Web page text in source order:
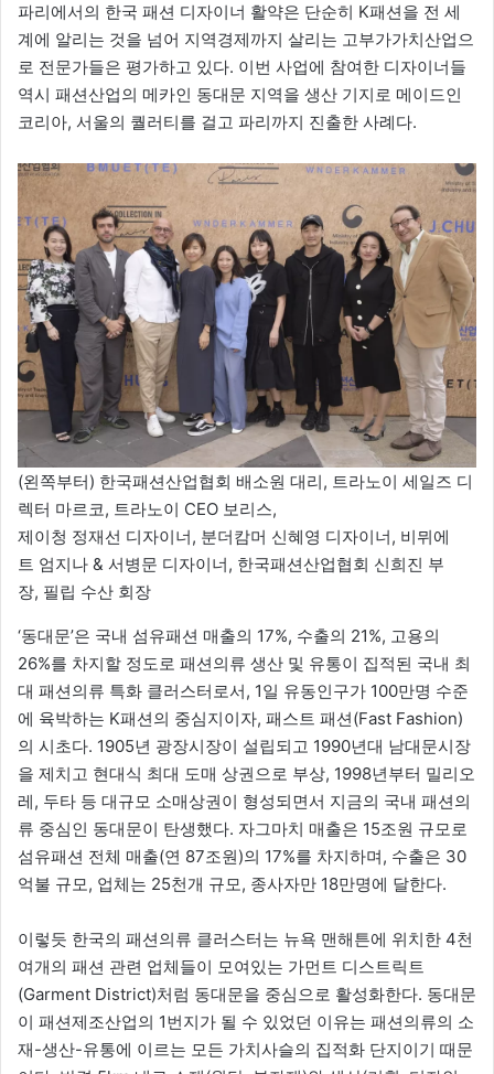
파리에서의 한국 패션 디자이너 활약은 단순히 K패션을 전 세
계에 알리는 것을 넘어 지역경제까지 살리는 고부가가치산업으
로 전문가들은 평가하고 있다. 이번 사업에 참여한 디자이너들
역시 패션산업의 메카인 동대문 지역을 생산 기지로 메이드인
코리아, 서울의 퀄러티를 걸고 파리까지 진출한 사례다.
(왼쪽부터) 한국패션산업협회 배소원 대리, 트라노이 세일즈 디
렉터 마르코, 트라노이 CEO 보리스,
제이청 정재선 디자이너, 분더캄머 신혜영 디자이너, 비뮈에
트 엄지나 & 서병문 디자이너, 한국패션산업협회 신희진 부
장, 필립 수산 회장
‘동대문’은 국내 섬유패션 매출의 17%, 수출의 21%, 고용의
26%를 차지할 정도로 패션의류 생산 및 유통이 집적된 국내 최
대 패션의류 특화 클러스터로서, 1일 유동인구가 100만명 수준
에 육박하는 K패션의 중심지이자, 패스트 패션(Fast Fashion)
의 시초다. 1905년 광장시장이 설립되고 1990년대 남대문시장
을 제치고 현대식 최대 도매 상권으로 부상, 1998년부터 밀리오
레, 두타 등 대규모 소매상권이 형성되면서 지금의 국내 패션의
류 중심인 동대문이 탄생했다. 자그마치 매출은 15조원 규모로
섬유패션 전체 매출(연 87조원)의 17%를 차지하며, 수출은 30
억불 규모, 업체는 25천개 규모, 종사자만 18만명에 달한다.
이렇듯 한국의 패션의류 클러스터는 뉴욕 맨해튼에 위치한 4천
여개의 패션 관련 업체들이 모여있는 가먼트 디스트릭트
(Garment District)처럼 동대문을 중심으로 활성화한다. 동대문
이 패션제조산업의 1번지가 될 수 있었던 이유는 패션의류의 소
재-생산-유통에 이르는 모든 가치사슬의 집적화 단지이기 때문